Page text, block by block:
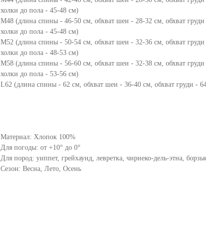
холки до пола - 45-48 см)
М48 (длина спины - 46-50 см, обхват шеи - 28-32 см, обхват
холки до пола - 45-48 см)
М52 (длина спины - 50-54 см, обхват шеи - 32-36 см, обхват
холки до пола - 48-53 см)
М58 (длина спины - 56-60 см, обхват шеи - 32-38 см, обхват
холки до пола - 53-56 см)
L62 (длина спины - 62 см, обхват шеи - 36-40 см, обхват груди -
Материал: Хлопок 100%
Для погоды: от +10° до 0°
Для пород: уиппет, грейхаунд, левретка, чирнеко-дель-этна,
Сезон: Весна, Лето, Осень